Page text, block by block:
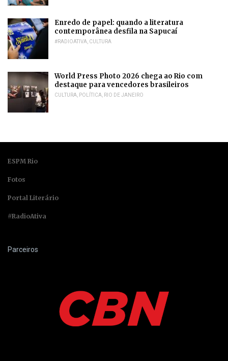
Enredo de papel: quando a literatura
contemporânea desfila na Sapucaí
#RADIOATIVA CULTURA
World Press Photo 2026 chega ao Rio com
destaque para vencedores brasileiros
CULTURA POLÍTICA RIO DE JANEIRO
ESPM Rio
Fotos
Portal Literário
#RadioAtiva
Parceiros